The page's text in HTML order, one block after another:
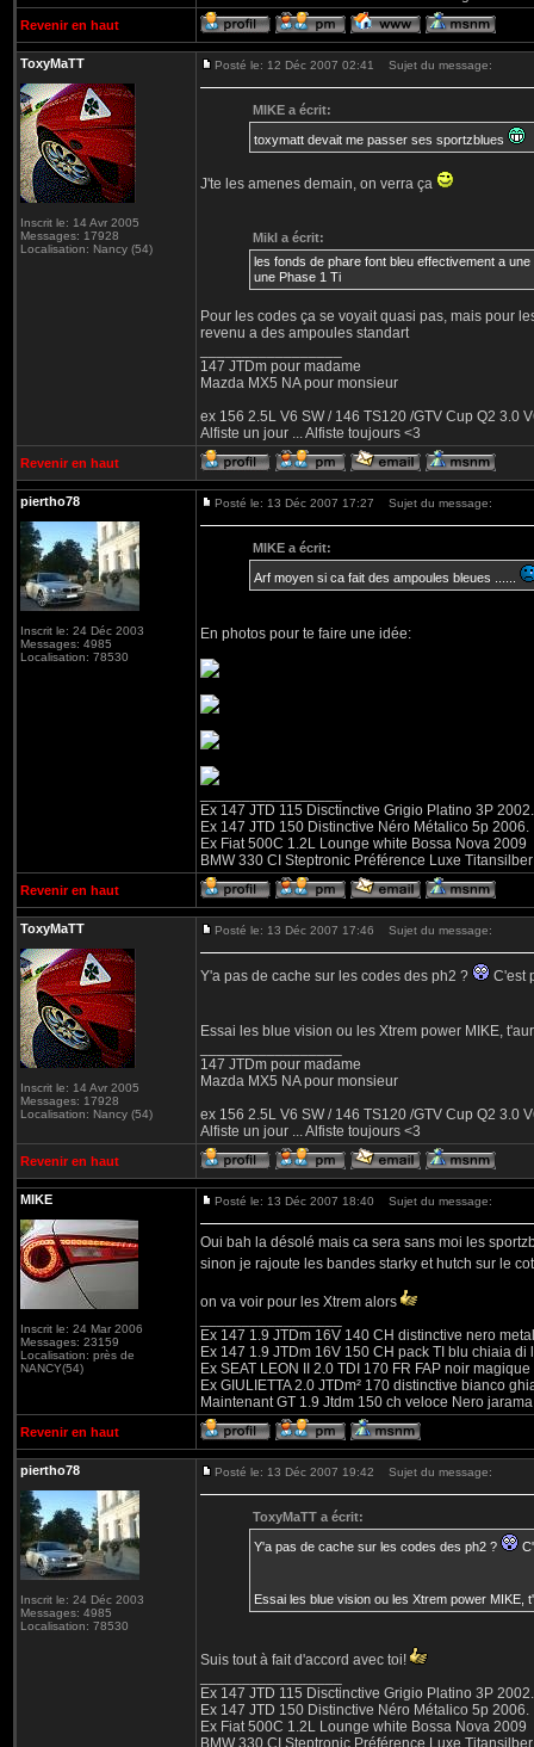
Revenir en haut
ToxyMaTT
Inscrit le: 14 Avr 2005
Messages: 17928
Localisation: Nancy (54)
Posté le: 12 Déc 2007 02:41 Sujet du message:
MIKE a écrit:
toxymatt devait me passer ses sportzblues
J'te les amenes demain, on verra ça
Mikl a écrit:
les fonds de phare font bleu effectivement a
une Phase 1 Ti
Pour les codes ça se voyait quasi pas, mais pour
revenu a des ampoules standart
147 JTDm pour madame
Mazda MX5 NA pour monsieur
ex 156 2.5L V6 SW / 146 TS120 /GTV Cup Q2 3.0
Alfiste un jour ... Alfiste toujours <3
Revenir en haut
piertho78
Inscrit le: 24 Déc 2003
Messages: 4985
Localisation: 78530
Posté le: 13 Déc 2007 17:27 Sujet du message:
MIKE a écrit:
Arf moyen si ca fait des ampoules bleues ......
En photos pour te faire une idée:
Ex 147 JTD 115 Disctinctive Grigio Platino 3P 2002.
Ex 147 JTD 150 Distinctive Néro Métalico 5p 2006.
Ex Fiat 500C 1.2L Lounge white Bossa Nova 2009
BMW 330 CI Steptronic Préférence Luxe
Revenir en haut
ToxyMaTT
Inscrit le: 14 Avr 2005
Messages: 17928
Localisation: Nancy (54)
Posté le: 13 Déc 2007 17:46 Sujet du message:
Y'a pas de cache sur les codes des ph2 ? C'est
Essai les blue vision ou les Xtrem power MIKE,
147 JTDm pour madame
Mazda MX5 NA pour monsieur
ex 156 2.5L V6 SW / 146 TS120 /GTV Cup Q2 3.0
Alfiste un jour ... Alfiste toujours <3
Revenir en haut
MIKE
Inscrit le: 24 Mar 2006
Messages: 23159
Localisation: près de
NANCY(54)
Posté le: 13 Déc 2007 18:40 Sujet du message:
Oui bah la désolé mais ca sera sans moi les
sinon je rajoute les bandes starky et hutch sur le
on va voir pour les Xtrem alors
Ex 147 1.9 JTDm 16V 140 CH distinctive nero
Ex 147 1.9 JTDm 16V 150 CH pack TI blu chiaia di
Ex SEAT LEON II 2.0 TDI 170 FR FAP noir magique
Ex GIULIETTA 2.0 JTDm² 170 distinctive bianco
Maintenant GT 1.9 Jtdm 150 ch veloce Nero jarama
Revenir en haut
piertho78
Inscrit le: 24 Déc 2003
Messages: 4985
Localisation: 78530
Posté le: 13 Déc 2007 19:42 Sujet du message:
ToxyMaTT a écrit:
Y'a pas de cache sur les codes des ph2 ?
Essai les blue vision ou les Xtrem power
Suis tout à fait d'accord avec toi!
Ex 147 JTD 115 Disctinctive Grigio Platino 3P 2002.
Ex 147 JTD 150 Distinctive Néro Métalico 5p 2006.
Ex Fiat 500C 1.2L Lounge white Bossa Nova 2009
BMW 330 CI Steptronic Préférence Luxe